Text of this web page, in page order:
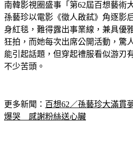
南韓影視圈盛事「第62屆百想藝術
孫藝珍以電影《徵人啟弒》角逐影
身紅毯，難得露出事業線，兼具優
狂拍，而她每次出席公開活動，驚
能引起話題，但穿起禮服看似游刃
不少苦頭。
更多新聞： 百想62／孫藝珍大滿貫
爆哭　感謝粉絲送心臟